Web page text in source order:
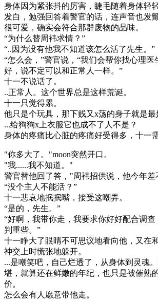
身体因为紧张抖的厉害，睫毛随着身体轻
发白，勉强回答着警官的话，连声音也发颤
很可爱，确实会符合那群废物的品味。
“为什么替周袆求情？”
“..因为没有他我不知道该怎么活了先生。”
“怎么会，”警官说，“我们会帮你找心理医
好，说不定可以和正常人一样。”
十一不说话了。
..正常人。这个世界总是这样荒诞。
十一只觉得累。
他只是个玩具，那下贱又x荡的身子就是最
...给狗狗x上衣服它也成不了人不是？
身体的疼痛比心脏的疼痛好受得多，十一
"你多大了。"moon突然开口。
"我......我不知道。"
警官替他回了答，"周袆招供说，他今年差
“没个主人不能活？”
十一悲哀地抿抿嘴，接受这嘲弄。
“是的，先生。”
“好啊，我带你走，我要求你好好配合调查
判重些。”
十一睁大了眼睛不可思议地看向他，又在
神交上时慌张地躲开。
...是嘲笑吧，自己烂透了，从身体到灵魂
堪，就算还在鲜嫩的年纪，也只是被催熟
价。
怎么会有人愿意带他走。